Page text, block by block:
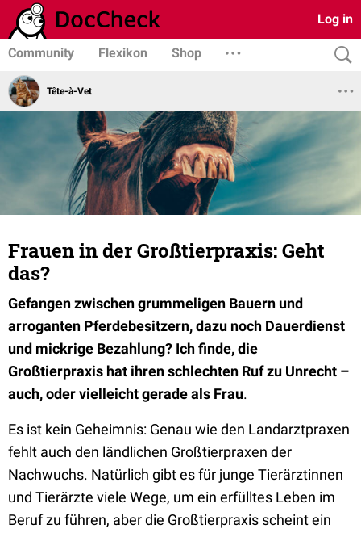
Log in
Community Flexikon Shop
Tête-à-Vet
Frauen in der Großtierpraxis: Geht
das?
Gefangen zwischen grummeligen Bauern und
arroganten Pferdebesitzern, dazu noch Dauerdienst
und mickrige Bezahlung? Ich finde, die
Großtierpraxis hat ihren schlechten Ruf zu Unrecht –
auch, oder vielleicht gerade als Frau.
Es ist kein Geheimnis: Genau wie den Landarztpraxen
fehlt auch den ländlichen Großtierpraxen der
Nachwuchs. Natürlich gibt es für junge Tierärztinnen
und Tierärzte viele Wege, um ein erfülltes Leben im
Beruf zu führen, aber die Großtierpraxis scheint ein